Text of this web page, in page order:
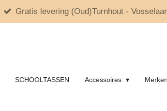
Gratis levering (Oud)Turnhout -
SCHOOLTASSEN Accessoires Merken